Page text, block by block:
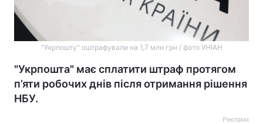
"Укрпошту" оштрафували на 1,7 млн грн / фото УНІАН
"Укрпошта" має сплатити штраф протягом
п’яти робочих днів після отримання рішення
НБУ.
Реклама